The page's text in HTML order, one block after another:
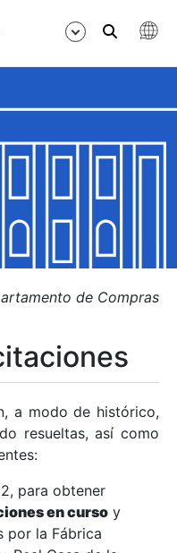
de Compras
a modo de histórico,
resueltas, así como
para obtener
en curso y
por la Fábrica